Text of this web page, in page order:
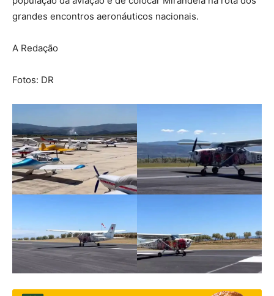
grandes encontros aeronáuticos nacionais.
A Redação
Fotos: DR